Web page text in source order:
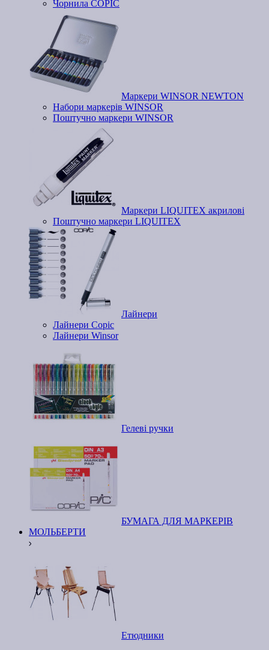
Чорнила COPIC
Маркери WINSOR NEWTON
Набори маркерів WINSOR
Поштучно маркери WINSOR
Маркери LIQUITEX акрилові
Поштучно маркери LIQUITEX
Лайнери
Лайнери Copic
Лайнери Winsor
Гелеві ручки
БУМАГА ДЛЯ МАРКЕРІВ
МОЛЬБЕРТИ
Етюдники